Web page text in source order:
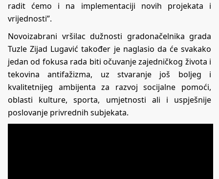
radit ćemo i na implementaciji novih projekata i
vrijednosti”.
Novoizabrani vršilac dužnosti gradonačelnika grada
Tuzle Zijad Lugavić također je naglasio da će svakako
jedan od fokusa rada biti očuvanje zajedničkog života i
tekovina antifažizma, uz stvaranje još boljeg i
kvalitetnijeg ambijenta za razvoj socijalne pomoći,
oblasti kulture, sporta, umjetnosti ali i uspješnije
poslovanje privrednih subjekata.